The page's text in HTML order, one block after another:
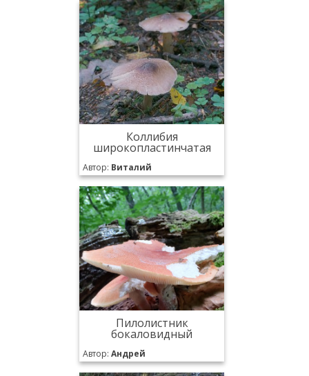
Коллибия
широкопластинчатая
Автор: Виталий
Пилолистник
бокаловидный
Автор: Андрей